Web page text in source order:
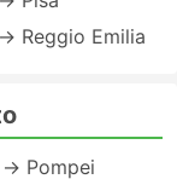
Reggio Emilia
Pompei